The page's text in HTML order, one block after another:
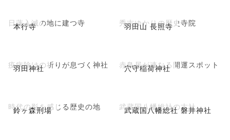
本行寺
日蓮入滅の地に建つ寺 羽田山 長照寺
秀吉ゆかりの歴史寺院
羽田神社
疫病除けの祈りが息づく神社 穴守稲荷神社
赤鳥居が連なる開運スポット
鈴ヶ森刑場
時代の影を感じる歴史の地 武蔵国八幡総社 磐井神社
武蔵国八幡総社の古社